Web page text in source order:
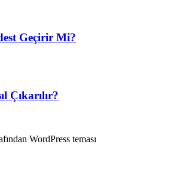
Geçirir Mi?
Çıkarılır?
WordPress teması